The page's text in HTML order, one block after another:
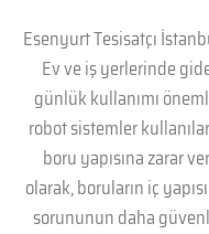
Esenyurt Tesisatçı
Ev ve iş yerlerinde
günlük kullanımı
robot sistemler
boru yapısına zarar
olarak, boruların iç
sorununun daha